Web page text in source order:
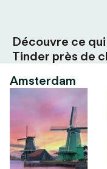
Découvre ce
Tinder près de
Amsterdam